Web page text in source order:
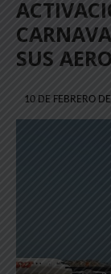
SUS
10 DE FEBRERO